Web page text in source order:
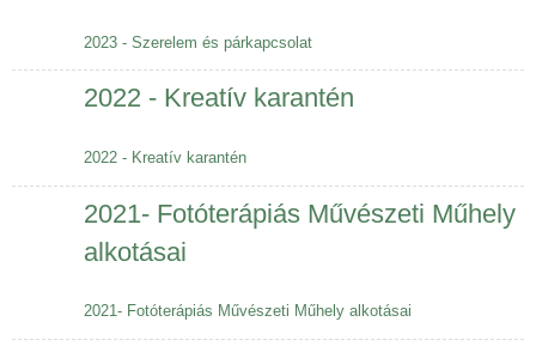
2023 - Szerelem és párkapcsolat
2022 - Kreatív karantén
2022 - Kreatív karantén
2021- Fotóterápiás Művészeti Műhely
alkotásai
2021- Fotóterápiás Művészeti Műhely alkotásai